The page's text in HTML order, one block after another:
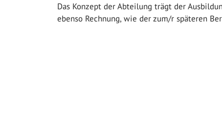
Das Konzept der Abteilung trägt der
ebenso Rechnung, wie der zum/r späteren